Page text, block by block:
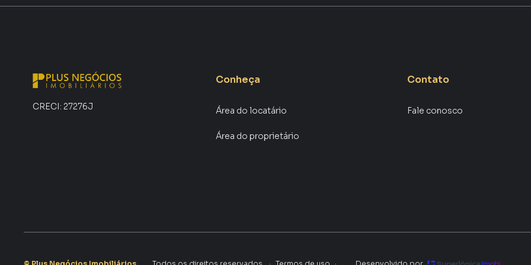
CRECI: 27276J
Conheça
Área do locatário
Área do proprietário
Contato
Fale conosco